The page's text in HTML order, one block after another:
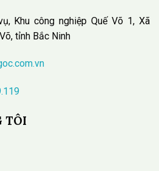
Khu công nghiệp Quế Võ 1, Xã
tỉnh Bắc Ninh
TÔI